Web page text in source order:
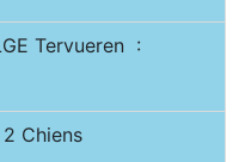
Tervueren :
Chiens